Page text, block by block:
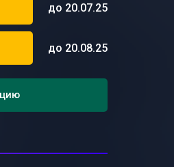
до 20.07.25
до 20.08.25